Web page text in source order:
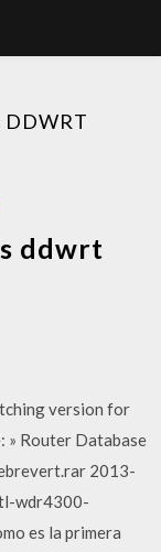
DDWRT
ddwrt
version for
» Router Database
2013-
wdr4300-
es la primera